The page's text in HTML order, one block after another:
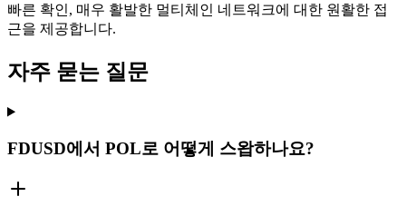
빠른 확인, 매우 활발한 멀티체인 네트워크에 대한 원활한 접
근을 제공합니다.
자주 묻는 질문
FDUSD에서 POL로 어떻게 스왑하나요?